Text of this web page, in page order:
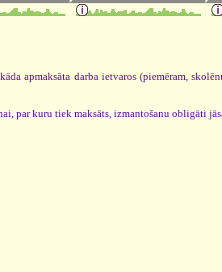
apmaksāta darba ietvaros (piemēram,
par kuru tiek maksāts, izmantošanu obligāti